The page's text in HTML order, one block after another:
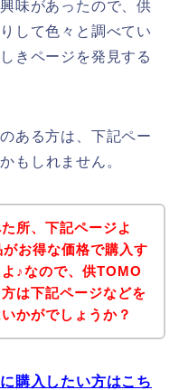
味があったので、供
して色々と調べてい
きページを発見する
ある方は、下記ペー
もしれません。
所、下記ページよ
お得な価格で購入す
♪なので、供TOMO
は下記ページなどを
かがでしょうか？
購入したい方はこち